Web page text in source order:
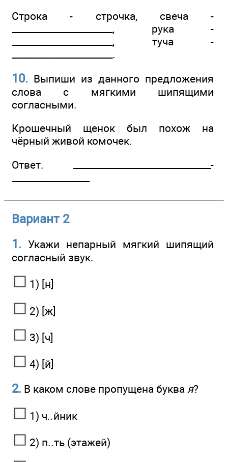
Строка - строчка, свеча -
______________________, рука -
______________________, туча -
______________________.
10. Выпиши из данного предложения
слова с мягкими шипящими
согласными.
Крошечный щенок был похож на
чёрный живой комочек.
Ответ. ________________­______________­
Вариант 2
1. Укажи непарный мягкий шипящий
согласный звук.
1) [н]
2) [ж]
3) [ч]
4) [й]
2. В каком слове пропущена буква я?
1) ч..йник
2) п..ть (этажей)